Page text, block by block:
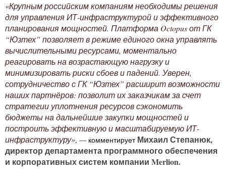
«Крупным российским компаниям необходимы решения
для управления ИТ-инфраструктурой и эффективного
планирования мощностей. Платформа Octopus от ГК
“Юзтех” позволяет в режиме единого окна управлять
вычислительными ресурсами, моментально
реагировать на возрастающую нагрузку и
минимизировать риски сбоев и падений. Уверен,
сотрудничество с ГК “Юзтех” расширит возможности
наших партнёров: позволит их заказчикам за счет
стратегии уплотнения ресурсов сэкономить
бюджеты на дальнейшие закупки мощностей и
построить эффективную и масштабируемую ИТ-
инфраструктуру», — комментирует Михаил Степанюк,
директор департамента программного обеспечения
и корпоративных систем компании Merlion.